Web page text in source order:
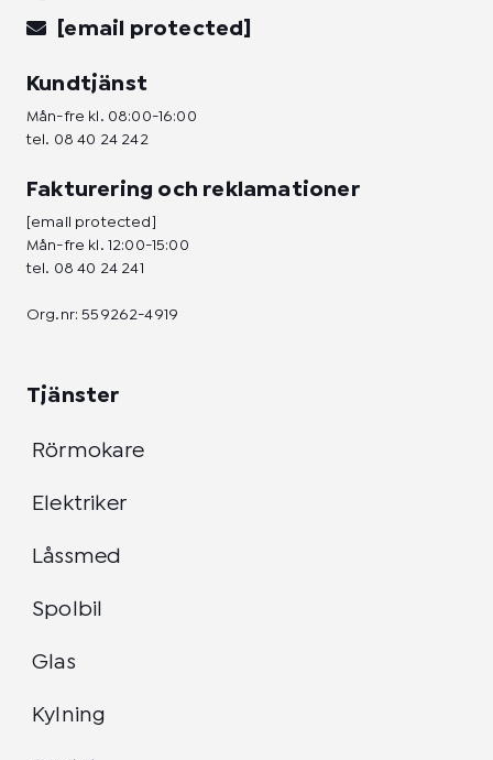
[email protected]
Kundtjänst
Mån-fre kl. 08:00-16:00
tel. 08 40 24 242
Fakturering och reklamationer
[email protected]
Mån-fre kl. 12:00-15:00
tel. 08 40 24 241
Org.nr: 559262-4919
Tjänster
Rörmokare
Elektriker
Låssmed
Spolbil
Glas
Kylning